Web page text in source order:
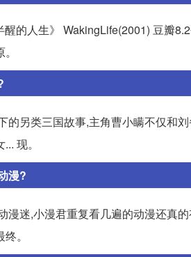
的人生》 WakingLife(2001) 豆瓣
的另类三国故事,主角曹小瞒不仅和
现。
漫?
漫迷,小漫君重复看几遍的动漫还真
。